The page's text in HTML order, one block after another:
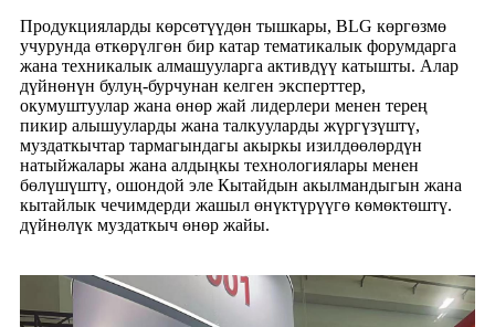
Продукцияларды көрсөтүүдөн тышкары, BLG көргөзмө
учурунда өткөрүлгөн бир катар тематикалык форумдарга
жана техникалык алмашууларга активдүү катышты. Алар
дүйнөнүн булуң-бурчунан келген эксперттер,
окумуштуулар жана өнөр жай лидерлери менен терең
пикир алышууларды жана талкууларды жүргүзүштү,
муздаткычтар тармагындагы акыркы изилдөөлөрдүн
натыйжалары жана алдыңкы технологиялары менен
бөлүшүштү, ошондой эле Кытайдын акылмандыгын жана
кытайлык чечимдерди жашыл өнүктүрүүгө көмөктөштү.
дүйнөлүк муздаткыч өнөр жайы.